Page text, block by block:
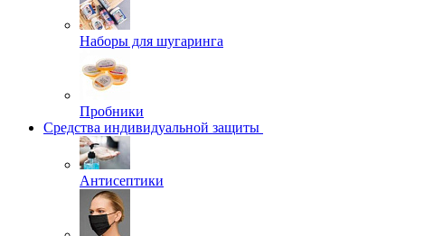
Наборы для шугаринга
Пробники
Средства индивидуальной защиты
Антисептики